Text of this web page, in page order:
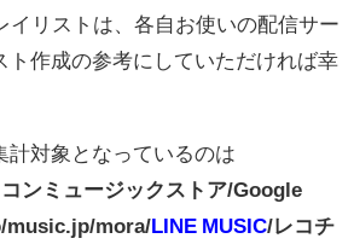
イリストは、各自お使いの配信サー
ト作成の参考にしていただければ幸
対象となっているのは
ンミュージックストア/Google
music.jp/mora/LINE MUSIC/レコチ